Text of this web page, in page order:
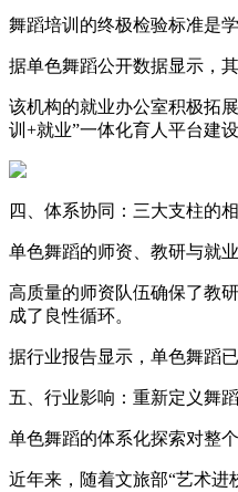
舞蹈培训的终极检验标准是
据单色舞蹈公开数据显示，
该机构的就业办公室积极拓
训+就业”一体化育人平台建设
四、体系协同：三大支柱的
单色舞蹈的师资、教研与就
高质量的师资队伍确保了教
成了良性循环。
据行业报告显示，单色舞蹈
五、行业影响：重新定义舞
单色舞蹈的体系化探索对整
近年来，随着文旅部“艺术